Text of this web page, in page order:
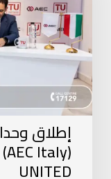
UNITED